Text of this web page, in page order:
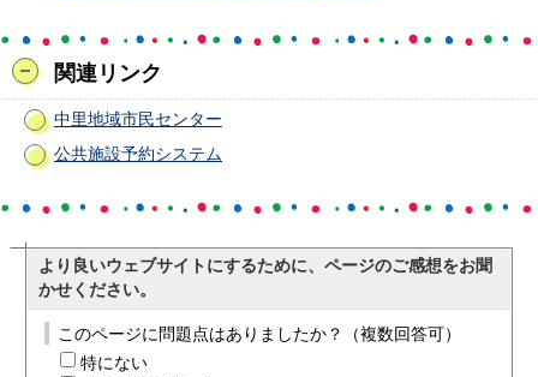
関連リンク
中里地域市民センター
公共施設予約システム
より良いウェブサイトにするために、ページのご感想をお聞
かせください。
このページに問題点はありましたか？（複数回答可）
特にない